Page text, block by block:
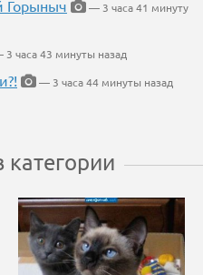
Горыныч
— 3 часа 41 минуту
часа 43 минуты назад
— 3 часа 44 минуты назад